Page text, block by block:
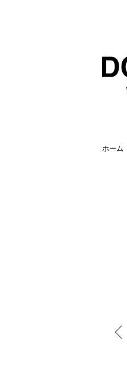
ホーム